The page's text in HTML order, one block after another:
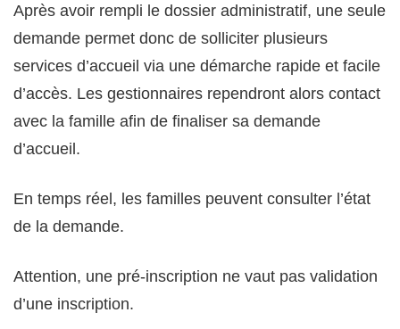
Après avoir rempli le dossier administratif, une seule
demande permet donc de solliciter plusieurs
services d’accueil via une démarche rapide et facile
d’accès. Les gestionnaires rependront alors contact
avec la famille afin de finaliser sa demande
d’accueil.
En temps réel, les familles peuvent consulter l’état
de la demande.
Attention, une pré-inscription ne vaut pas validation
d’une inscription.